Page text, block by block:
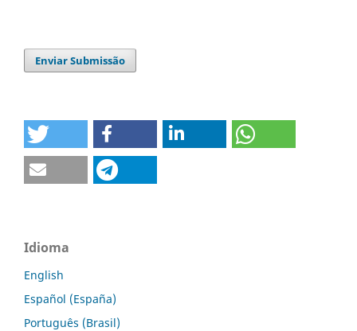
Enviar Submissão
Idioma
English
Español (España)
Português (Brasil)